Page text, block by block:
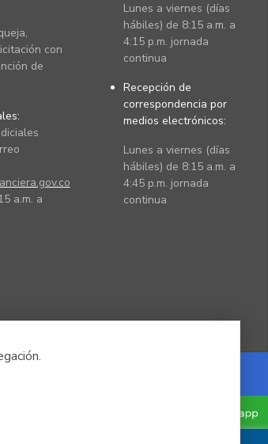
con
de
a.m. a
Lunes a viernes (días
hábiles) de 8:15 a.m. a
4:15 p.m. jornada
continua
Recepción de
correspondencia por
medios electrónicos:
Lunes a viernes (días
hábiles) de 8:15 a.m. a
4:45 p.m. jornada
continua
Powered by Nexura